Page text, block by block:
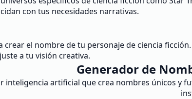
con tus necesidades narrativas.
el nombre de tu personaje de ciencia
a tu visión creativa.
Generador de
inteligencia artificial que crea nombres únicos y